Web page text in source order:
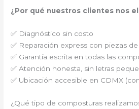
¿Por qué nuestros clientes nos
✅ Diagnóstico sin costo
✅ Reparación express con piezas
✅ Garantía escrita en todas las
✅ Atención honesta, sin letras
✅ Ubicación accesible en CDMX
¿Qué tipo de composturas